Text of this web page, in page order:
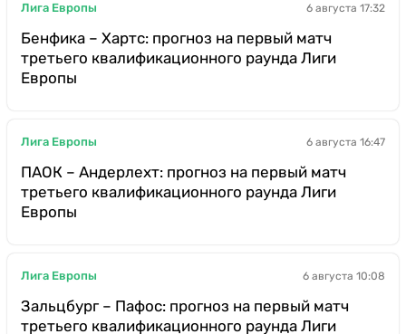
Лига Европы 6 августа 17:32
Бенфика – Хартс: прогноз на первый матч
третьего квалификационного раунда Лиги
Европы
Лига Европы 6 августа 16:47
ПАОК – Андерлехт: прогноз на первый матч
третьего квалификационного раунда Лиги
Европы
Лига Европы 6 августа 10:08
Зальцбург – Пафос: прогноз на первый матч
третьего квалификационного раунда Лиги